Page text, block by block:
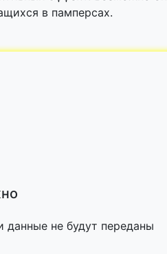
в памперсах.
данные не будут переданы